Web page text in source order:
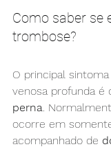
Como saber se
trombose?
O principal
venosa profunda é
perna .
ocorre em
acompanhado de